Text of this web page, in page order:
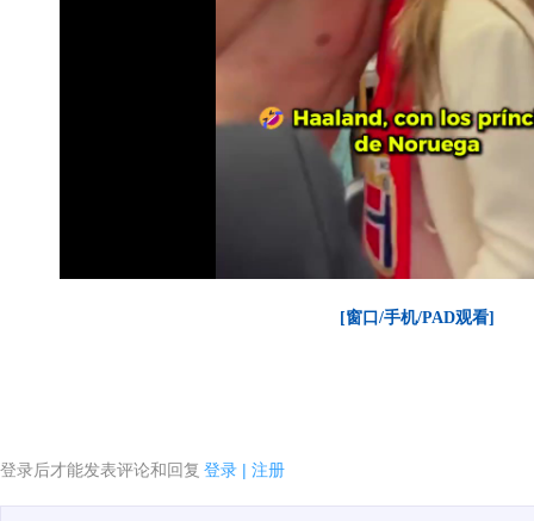
[窗口/手机/PAD观看]
登录后才能发表评论和回复 登录 | 注册